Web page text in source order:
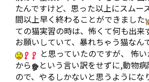
たんですけど、思った以上にスムー
間以上早く終わることができました
ての猫実習の時は、怖くて何も出来
お願いしていて、暴れちゃう猫なん
と思っていたのですが、 怖
から
という言い訳をせずに,動物
ので、やるしかないと思うようにな